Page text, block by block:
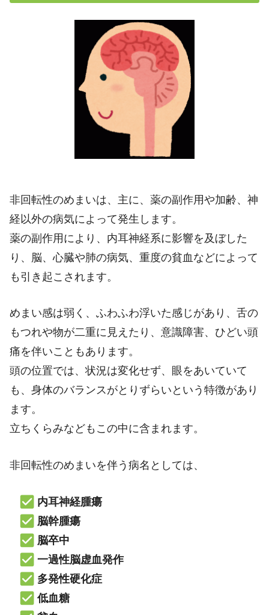
非回転性のめまいは、主に、薬の副作用や加齢、神
経以外の病気によって発生します。
薬の副作用により、内耳神経系に影響を及ぼした
り、脳、心臓や肺の病気、重度の貧血などによって
も引き起こされます。
めまい感は弱く、ふわふわ浮いた感じがあり、舌の
もつれや物が二重に見えたり、意識障害、ひどい頭
痛を伴いこともあります。
頭の位置では、状況は変化せず、眼をあいていて
も、身体のバランスがとりずらいという特徴があり
ます。
立ちくらみなどもこの中に含まれます。
非回転性のめまいを伴う病名としては、
内耳神経腫瘍
脳幹腫瘍
脳卒中
一過性脳虚血発作
多発性硬化症
低血糖